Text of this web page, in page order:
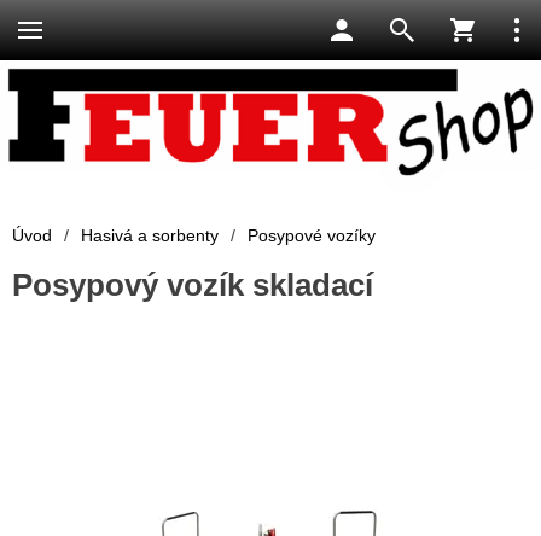
Úvod / Hasivá a sorbenty / Posypové vozíky
Posypový vozík skladací